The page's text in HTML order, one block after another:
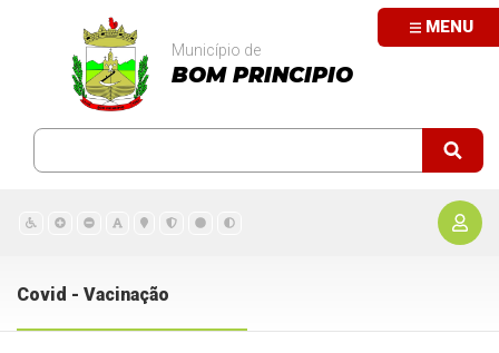
MENU
Município de
BOM PRINCIPIO
Covid - Vacinação